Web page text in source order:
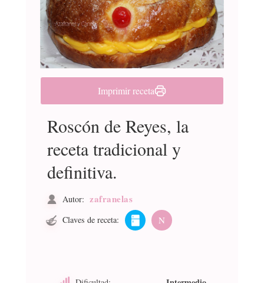
Imprimir receta
Roscón de Reyes, la
receta tradicional y
definitiva.
Autor: zafranelas
Claves de receta: N